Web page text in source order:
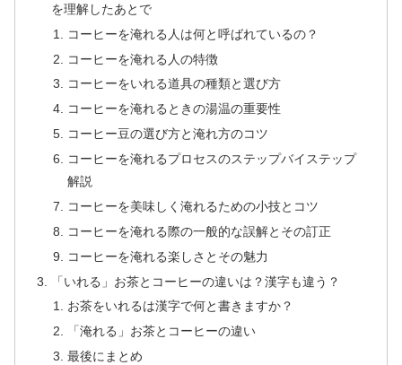
を理解したあとで
コーヒーを淹れる人は何と呼ばれているの？
コーヒーを淹れる人の特徴
コーヒーをいれる道具の種類と選び方
コーヒーを淹れるときの湯温の重要性
コーヒー豆の選び方と淹れ方のコツ
コーヒーを淹れるプロセスのステップバイステップ
解説
コーヒーを美味しく淹れるための小技とコツ
コーヒーを淹れる際の一般的な誤解とその訂正
コーヒーを淹れる楽しさとその魅力
「いれる」お茶とコーヒーの違いは？漢字も違う？
お茶をいれるは漢字で何と書きますか？
「淹れる」お茶とコーヒーの違い
最後にまとめ